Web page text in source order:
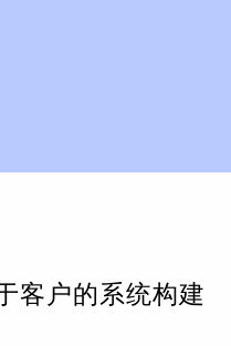
客户的系统构建